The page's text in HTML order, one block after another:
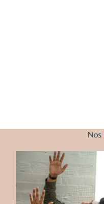
Nos